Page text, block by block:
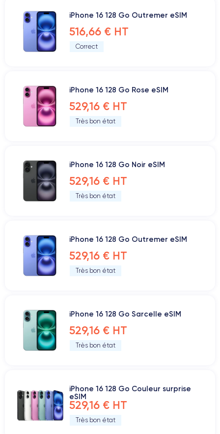
iPhone 16 128 Go Outremer eSIM
516,66 € HT
Correct
iPhone 16 128 Go Rose eSIM
529,16 € HT
Très bon état
iPhone 16 128 Go Noir eSIM
529,16 € HT
Très bon état
iPhone 16 128 Go Outremer eSIM
529,16 € HT
Très bon état
iPhone 16 128 Go Sarcelle eSIM
529,16 € HT
Très bon état
iPhone 16 128 Go Couleur surprise
eSIM
529,16 € HT
Très bon état